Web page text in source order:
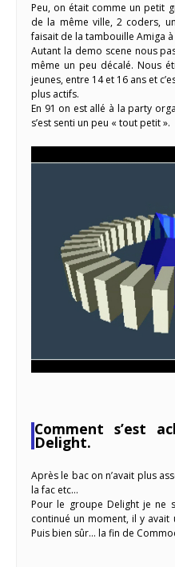
Peu, on était comme un petit
de la même ville, 2 coders,
faisait de la tambouille Amiga
Autant la demo scene nous
même un peu décalé. Nous
jeunes, entre 14 et 16 ans et
plus actifs.
En 91 on est allé à la party
s’est senti un peu « tout petit ».
Comment s’est
Delight.
Après le bac on n’avait plus
la fac etc…
Pour le groupe Delight je ne
continué un moment, il y
Puis bien sûr… la fin de